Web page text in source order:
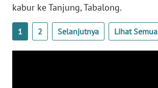
kabur ke Tanjung, Tabalong.
1 2 Selanjutnya Lihat Semua
PAPUA
BARAT